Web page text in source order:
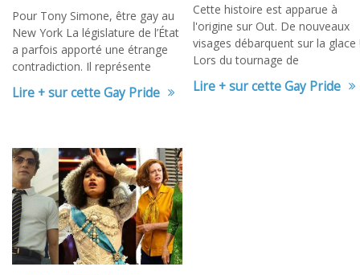
Pour Tony Simone, être gay au
New York La législature de l’État
a parfois apporté une étrange
contradiction. Il représente
Lire + sur cette Gay Pride
Cette histoire est apparue à
l'origine sur Out. De nouveaux
visages débarquent sur la glace
Lors du tournage de
Lire + sur cette Gay Pride